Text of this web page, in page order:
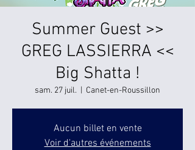
Summer Guest >>
GREG LASSIERRA <<
Big Shatta !
sam. 27 juil. Canet-en-Roussillon
Aucun billet en vente
Voir d'autres événements